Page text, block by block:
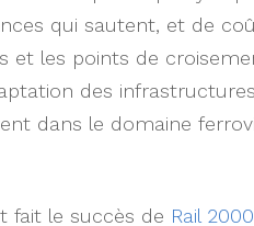
qui sautent, et de
et les points de
des
dans le domaine
fait le succès de Rail 2000